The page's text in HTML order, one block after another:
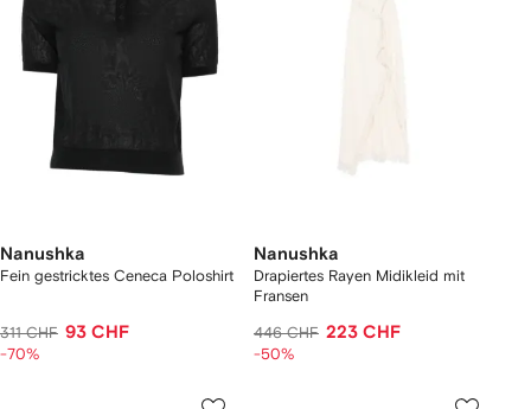
Nanushka
Fein gestricktes Ceneca Poloshirt
311 CHF 93 CHF
-70%
Nanushka
Drapiertes Rayen Midikleid mit
Fransen
446 CHF 223 CHF
-50%